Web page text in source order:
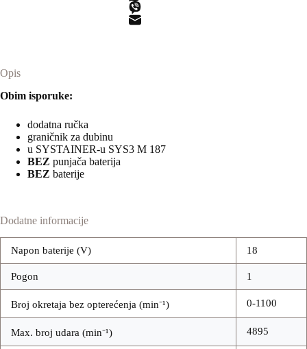
Opis
Obim isporuke:
dodatna ručka
graničnik za dubinu
u SYSTAINER-u SYS3 M 187
BEZ punjača baterija
BEZ baterije
Dodatne informacije
Napon baterije (V) 18
Pogon 1
Broj okretaja bez opterećenja (min⁻¹) 0-1100
Max. broj udara (min⁻¹) 4895